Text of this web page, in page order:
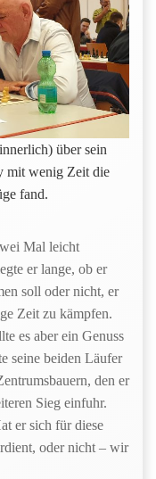
über sein
mit wenig Zeit die
fand.
Mal leicht
er lange, ob er
soll oder nicht, er
Zeit zu kämpfen.
es aber ein Genuss
seine beiden Läufer
den er
Sieg einfuhr.
er sich für diese
oder nicht – wir